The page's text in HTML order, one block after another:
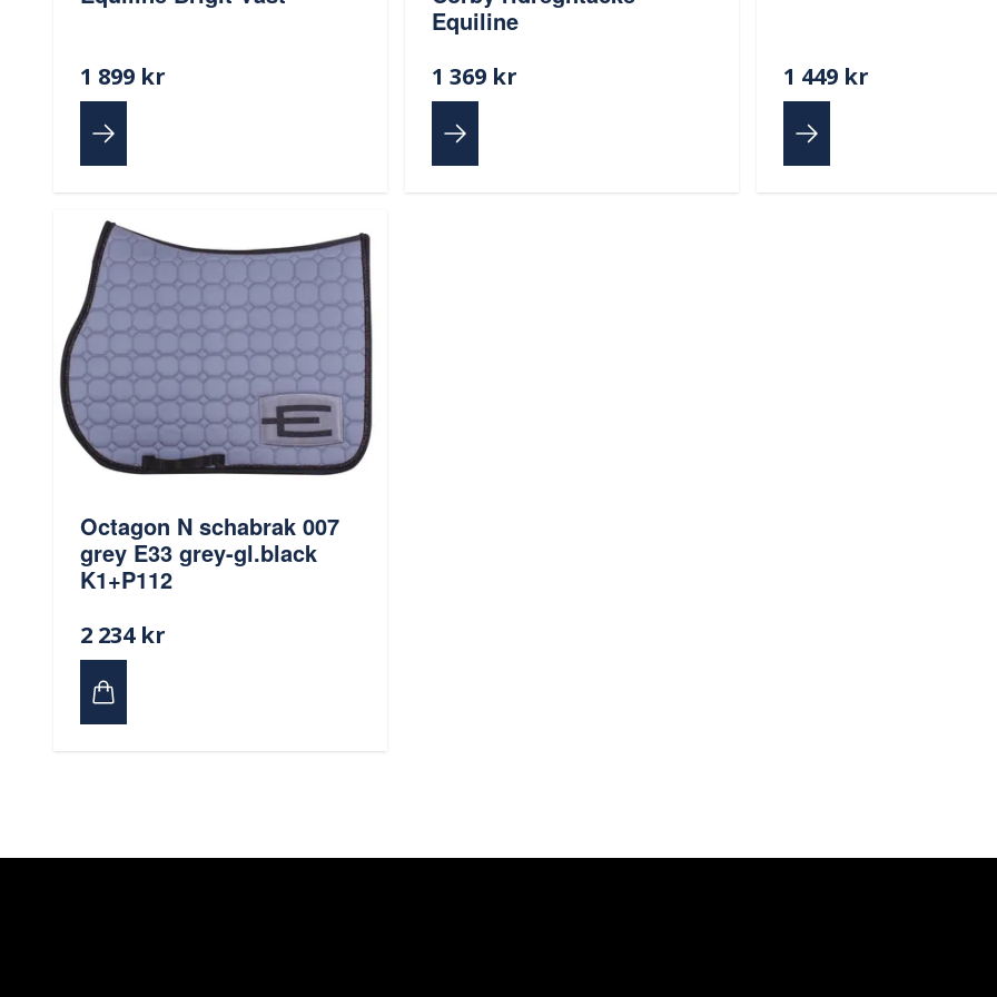
1 899 kr
Equiline
1 369 kr 1 449 kr
Octagon N schabrak 007
grey E33 grey-gl.black
K1+P112
2 234 kr